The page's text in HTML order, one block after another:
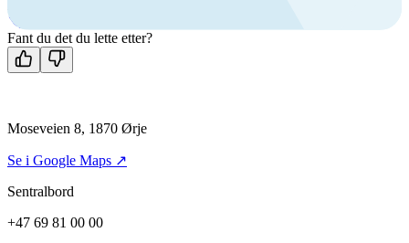
Kontakt oss
Fant du det du lette etter?
Moseveien 8, 1870 Ørje
Se i Google Maps ↗
Sentralbord
+47 69 81 00 00